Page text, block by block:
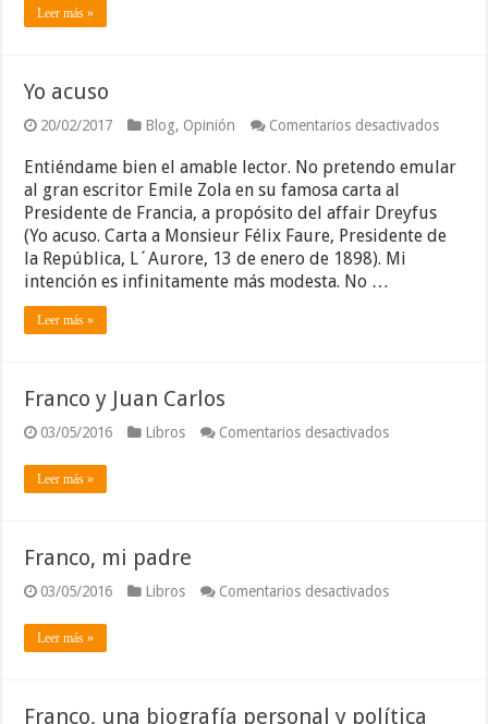
Leer más »
Yo acuso
20/02/2017 Blog, Opinión Comentarios desactivadosen
acuso
Entiéndame bien el amable lector. No pretendo emular
al gran escritor Emile Zola en su famosa carta al
Presidente de Francia, a propósito del affair Dreyfus
(Yo acuso. Carta a Monsieur Félix Faure, Presidente de
la República, L´Aurore, 13 de enero de 1898). Mi
intención es infinitamente más modesta. No …
Leer más »
Franco y Juan Carlos
03/05/2016 Libros Comentarios desactivadosen
Leer más »
Franco, mi padre
03/05/2016 Libros Comentarios desactivadosen
Leer más »
Franco, una biografía personal y política